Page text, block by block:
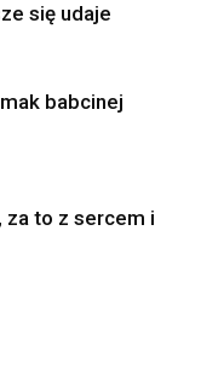
się udaje
babcinej
za to z sercem i